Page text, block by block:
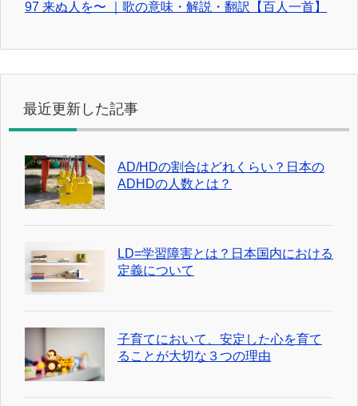
97 来ぬ人を〜 ｜歌の意味・解説・翻訳【百人一首】
最近更新した記事
AD/HDの割合はどれくらい？日本の
ADHDの人数とは？
LD=学習障害とは？日本国内における
定義について
子育てにおいて、安定した心を育て
ることが大切な３つの理由